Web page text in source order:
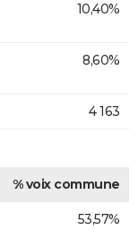
10,40%
8,60%
4 163
% voix commune
53,57%